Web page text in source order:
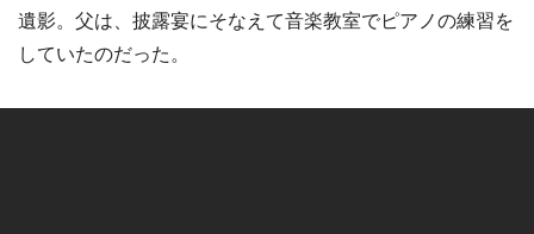
遺影。父は、披露宴にそなえて音楽教室でピアノの練習を
していたのだった。